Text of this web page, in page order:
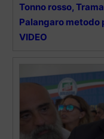
Tonno rosso,
Palangaro metodo
VIDEO